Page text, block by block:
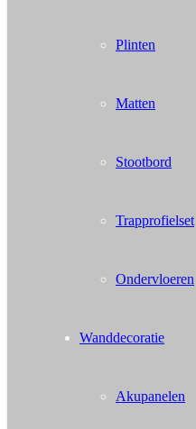
Plinten
Matten
Stootbord
Trapprofielset
Ondervloeren
Wanddecoratie
Akupanelen